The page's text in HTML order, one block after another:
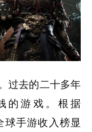
过去的二十多年
的游戏。根据
球手游收入榜显